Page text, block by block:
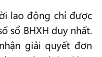
lao động chỉ được
sổ BHXH duy nhất.
giải quyết đơn